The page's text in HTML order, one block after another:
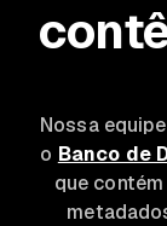
Nossa
o Banco de
que